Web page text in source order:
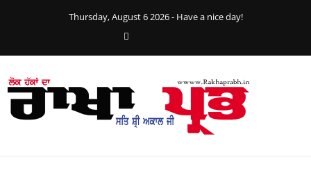
Thursday, August 6 2026 - Have a nice day!